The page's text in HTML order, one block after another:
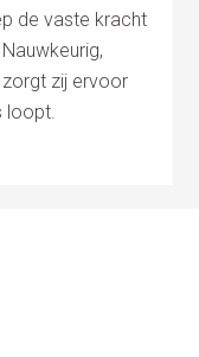
de vaste kracht
zij ervoor
loopt.